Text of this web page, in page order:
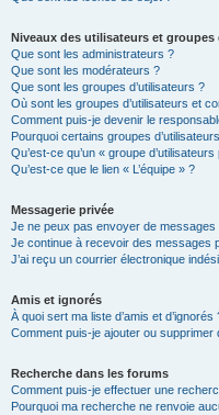
Niveaux des utilisateurs et groupes
Que sont les administrateurs ?
Que sont les modérateurs ?
Que sont les groupes d’utilisateurs ?
Où sont les groupes d’utilisateurs et
Comment puis-je devenir le
Pourquoi certains groupes
Qu’est-ce qu’un « groupe
Qu’est-ce que le lien « L’équipe » ?
Messagerie privée
Je ne peux pas envoyer de messages
Je continue à recevoir des messages
J’ai reçu un courrier électronique
Amis et ignorés
À quoi sert ma liste d’amis et d’ignorés
Comment puis-je ajouter ou supprimer
Recherche dans les forums
Comment puis-je effectuer une
Pourquoi ma recherche ne renvoie